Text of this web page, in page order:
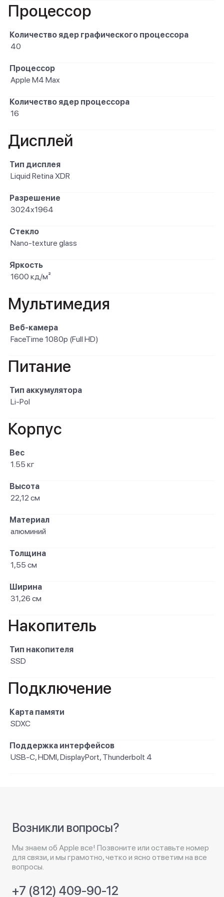
Процессор
Количество ядер графического процессора
40
Процессор
Apple M4 Max
Количество ядер процессора
16
Дисплей
Тип дисплея
Liquid Retina XDR
Разрешение
3024х1964
Стекло
Nano-texture glass
Яркость
1600 кд/м²
Мультимедия
Веб-камера
FaceTime 1080p (Full HD)
Питание
Тип аккумулятора
Li-Pol
Корпус
Вес
1.55 кг
Высота
22,12 см
Материал
алюминий
Толщина
1,55 см
Ширина
31,26 см
Накопитель
Тип накопителя
SSD
Подключение
Карта памяти
SDXC
Поддержка интерфейсов
USB-C, HDMI, DisplayPort, Thunderbolt 4
Возникли вопросы?
Мы знаем об Apple все! Позвоните или оставьте номер
для связи, и мы грамотно, четко и ясно ответим на все
вопросы.
+7 (812) 409-90-12